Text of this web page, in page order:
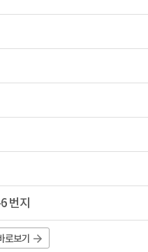
번지
로보기